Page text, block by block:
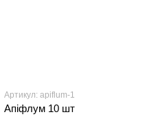
Артикул: apiflum-1
Апіфлум 10 шт